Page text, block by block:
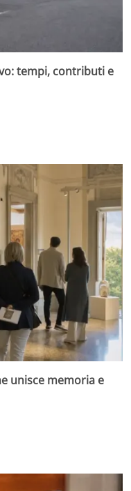
tempi, contributi e
unisce memoria e